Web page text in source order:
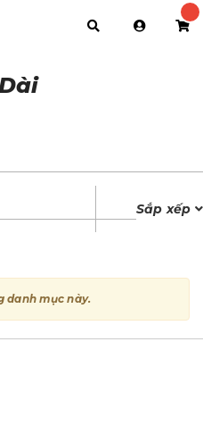
Sắp xếp
danh mục này.